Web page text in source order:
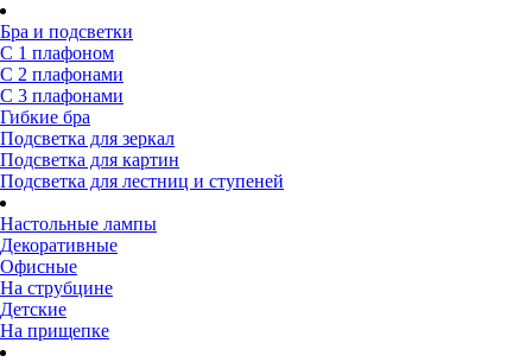
Бра и подсветки
С 1 плафоном
С 2 плафонами
С 3 плафонами
Гибкие бра
Подсветка для зеркал
Подсветка для картин
Подсветка для лестниц и ступеней
Настольные лампы
Декоративные
Офисные
На струбцине
Детские
На прищепке